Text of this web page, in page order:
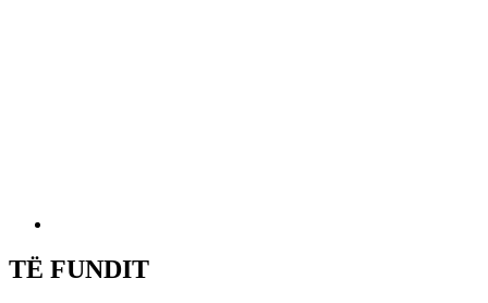
TË FUNDIT